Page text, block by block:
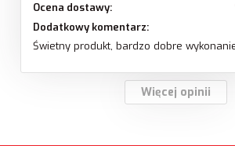
Ocena dostawy:
Dodatkowy komentarz:
Świetny produkt, bardzo dobre
Więcej opinii